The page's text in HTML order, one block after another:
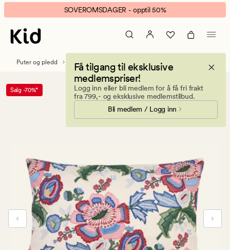
Maddie
pynteputetrekk
multi
banner.
Klikk
ESCAPE
pause.
SOVEROMSDAGER - opptil 50%
Få tilgang til eksklusive
medlemspriser!
Logg inn eller bli medlem for å få fri frakt
fra 799,- og eksklusive medlemstilbud.
Bli medlem / Logg inn
Puter og pledd Pynteputer Pynteputetrekk
Salg -70%*